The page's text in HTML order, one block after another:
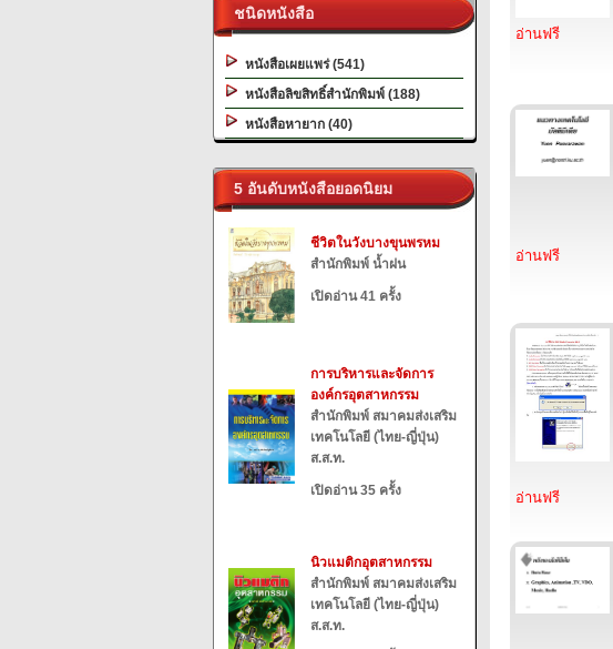
ชนิดหนังสือ
หนังสือเผยแพร่ (541)
หนังสือลิขสิทธิ์สำนักพิมพ์ (188)
หนังสือหายาก (40)
5 อันดับหนังสือยอดนิยม
ชีวิตในวังบางขุนพรหม
สำนักพิมพ์ น้ำฝน
เปิดอ่าน 41 ครั้ง
การบริหารและจัดการ
องค์กรอุตสาหกรรม
สำนักพิมพ์ สมาคมส่งเสริม
เทคโนโลยี (ไทย-ญี่ปุ่น)
ส.ส.ท.
เปิดอ่าน 35 ครั้ง
นิวแมติกอุตสาหกรรม
สำนักพิมพ์ สมาคมส่งเสริม
เทคโนโลยี (ไทย-ญี่ปุ่น)
ส.ส.ท.
อ่านฟรี
อ่านฟรี
อ่านฟรี